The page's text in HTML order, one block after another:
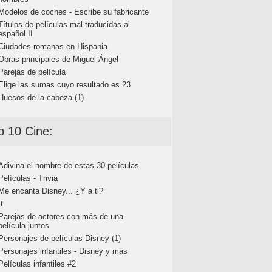
de coches - Escribe su fabricante
de películas mal traducidas al
II
romanas en Hispania
principales de Miguel Ángel
de película
las sumas cuyo resultado es 23
de la cabeza (1)
10 Cine:
el nombre de estas 30 películas
- Trivia
encanta Disney... ¿Y a ti?
de actores con más de una
juntos
de películas Disney (1)
infantiles - Disney y más
infantiles #2